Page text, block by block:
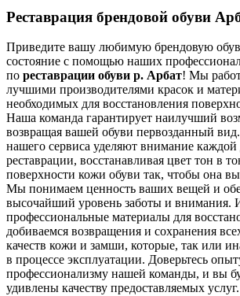
Реставрация брендовой обуви
Приведите вашу любимую брендовую
состояние с помощью наших
по реставрации обуви р. Арбат! Мы
лучшими производителями красок и
необходимых для восстановления
Наша команда гарантирует наилучший
возвращая вашей обуви первозданный
нашего сервиса уделяют внимание каждой
реставрации, восстанавливая цвет тон в
поверхности кожи обуви так, чтобы она
Мы понимаем ценность ваших вещей и
высочайший уровень заботы и внимания.
профессиональные материалы для
добиваемся возвращения и сохранения
качеств кожи и замши, которые, так или
в процессе эксплуатации. Доверьтесь
профессионализму нашей команды, и вы
удивлены качеству предоставляемых услуг.